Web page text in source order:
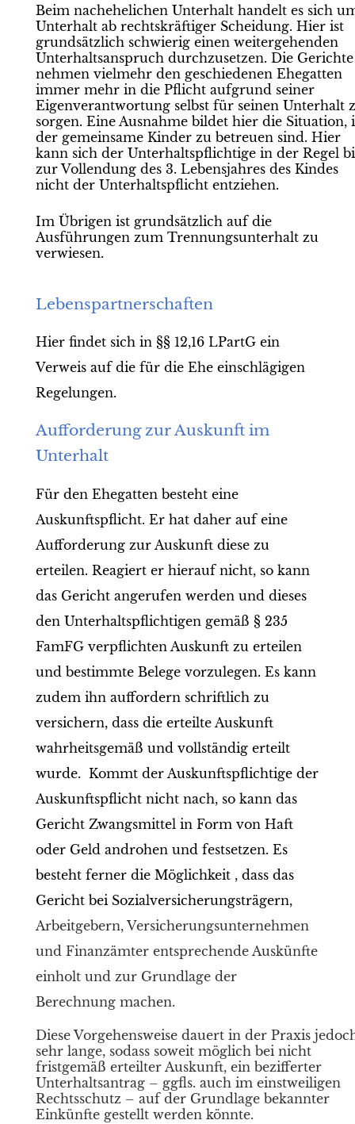
Beim nachehelichen Unterhalt handelt es sich
Unterhalt ab rechtskräftiger Scheidung. Hier ist
grundsätzlich schwierig einen weitergehenden
Unterhaltsanspruch durchzusetzen. Die Gerichte
nehmen vielmehr den geschiedenen Ehegatten
immer mehr in die Pflicht aufgrund seiner
Eigenverantwortung selbst für seinen Unterhalt
sorgen. Eine Ausnahme bildet hier die Situation,
der gemeinsame Kinder zu betreuen sind. Hier
kann sich der Unterhaltspflichtige in der Regel
zur Vollendung des 3. Lebensjahres des Kindes
nicht der Unterhaltspflicht entziehen.
Im Übrigen ist grundsätzlich auf die
Ausführungen zum Trennungsunterhalt zu
verwiesen.
Lebenspartnerschaften
Hier findet sich in §§ 12,16 LPartG ein
Verweis auf die für die Ehe einschlägigen
Regelungen.
Aufforderung zur Auskunft im
Unterhalt
Für den Ehegatten besteht eine
Auskunftspflicht. Er hat daher auf eine
Aufforderung zur Auskunft diese zu
erteilen. Reagiert er hierauf nicht, so kann
das Gericht angerufen werden und dieses
den Unterhaltspflichtigen gemäß § 235
FamFG verpflichten Auskunft zu erteilen
und bestimmte Belege vorzulegen. Es kann
zudem ihn auffordern schriftlich zu
versichern, dass die erteilte Auskunft
wahrheitsgemäß und vollständig erteilt
wurde. Kommt der Auskunftspflichtige der
Auskunftspflicht nicht nach, so kann das
Gericht Zwangsmittel in Form von Haft
oder Geld androhen und festsetzen. Es
besteht ferner die Möglichkeit , dass das
Gericht bei Sozialversicherungsträgern,
Arbeitgebern, Versicherungsunternehmen
und Finanzämter entsprechende Auskünfte
einholt und zur Grundlage der
Berechnung machen.
Diese Vorgehensweise dauert in der Praxis
sehr lange, sodass soweit möglich bei nicht
fristgemäß erteilter Auskunft, ein bezifferter
Unterhaltsantrag – ggfls. auch im einstweiligen
Rechtsschutz – auf der Grundlage bekannter
Einkünfte gestellt werden könnte.